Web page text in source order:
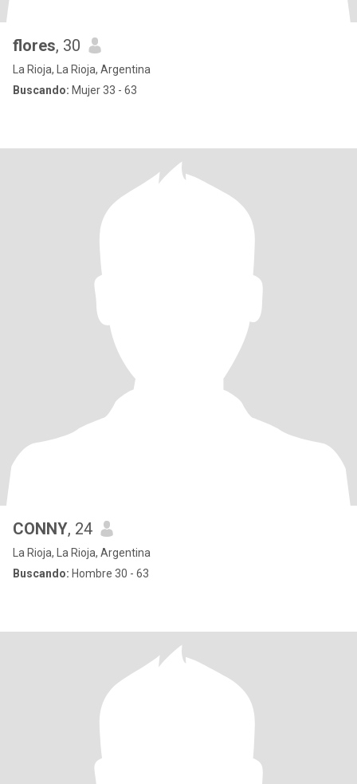
flores, 30
La Rioja, La Rioja, Argentina
Buscando: Mujer 33 - 63
CONNY, 24
La Rioja, La Rioja, Argentina
Buscando: Hombre 30 - 63